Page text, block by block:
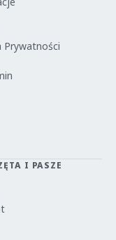
Prywatności
I PASZE